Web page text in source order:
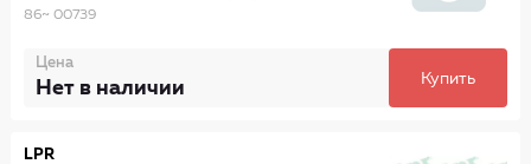
86~ 00739
Цена
Нет в наличии Купить
LPR